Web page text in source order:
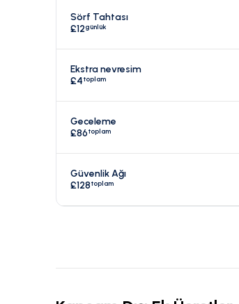
Sörf Tahtası
£12günlük
Ekstra nevresim
£4toplam
Geceleme
£86toplam
Güvenlik Ağı
£128toplam